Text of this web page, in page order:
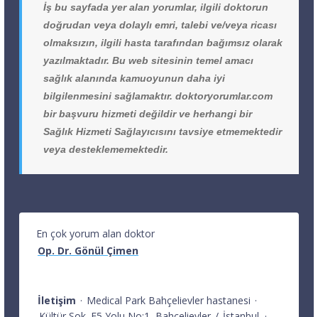
İş bu sayfada yer alan yorumlar, ilgili doktorun
doğrudan veya dolaylı emri, talebi ve/veya ricası
olmaksızın, ilgili hasta tarafından bağımsız olarak
yazılmaktadır. Bu web sitesinin temel amacı
sağlık alanında kamuoyunun daha iyi
bilgilenmesini sağlamaktır. doktoryorumlar.com
bir başvuru hizmeti değildir ve herhangi bir
Sağlık Hizmeti Sağlayıcısını tavsiye etmemektedir
veya desteklememektedir.
En çok yorum alan doktor
Op. Dr. Gönül Çimen
İletişim · Medical Park Bahçelievler hastanesi ·